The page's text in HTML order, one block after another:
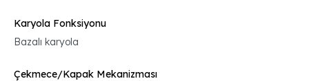
Karyola Fonksiyonu
Bazalı karyola
Çekmece/Kapak Mekanizması